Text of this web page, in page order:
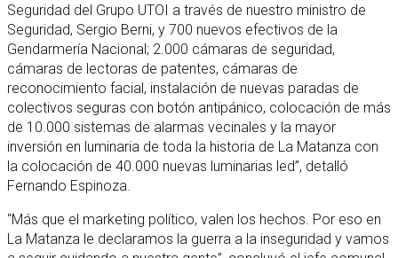
Seguridad del Grupo UTOI a través de nuestro ministro de
Seguridad, Sergio Berni, y 700 nuevos efectivos de la
Gendarmería Nacional; 2.000 cámaras de seguridad,
cámaras de lectoras de patentes, cámaras de
reconocimiento facial, instalación de nuevas paradas de
colectivos seguras con botón antipánico, colocación de más
de 10.000 sistemas de alarmas vecinales y la mayor
inversión en luminaria de toda la historia de La Matanza con
la colocación de 40.000 nuevas luminarias led”, detalló
Fernando Espinoza.
“Más que el marketing político, valen los hechos. Por eso en
La Matanza le declaramos la guerra a la inseguridad y vamos